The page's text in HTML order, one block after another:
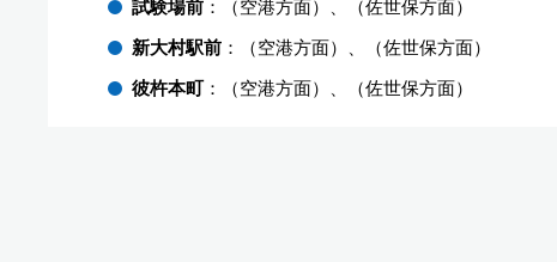
試験場前 ：（空港方面）、（佐世保方面）
新大村駅前 ：（空港方面）、（佐世保方面）
彼杵本町 ：（空港方面）、（佐世保方面）